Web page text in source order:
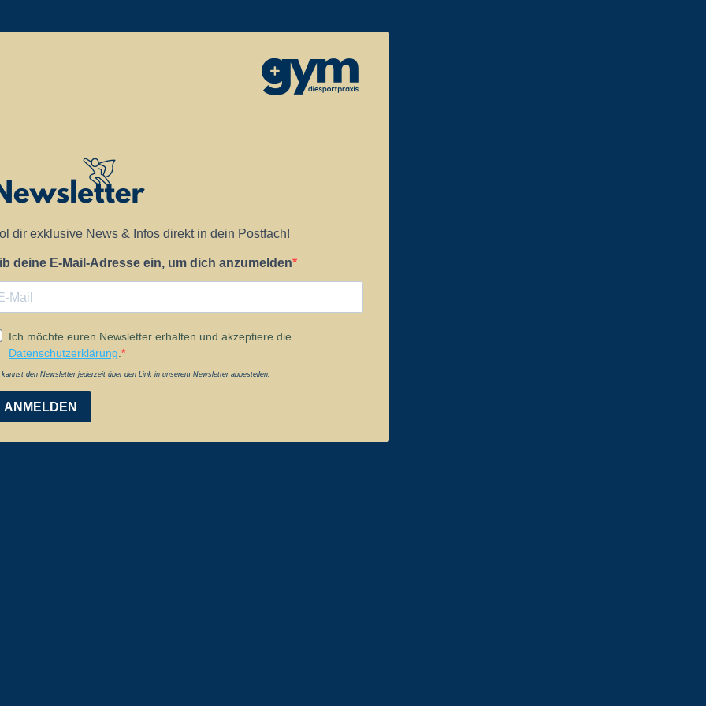
dir exklusive News & Infos direkt in dein Postfach!
deine E-Mail-Adresse ein, um dich anzumelden
Ich möchte euren Newsletter erhalten und akzeptiere die
Datenschutzerklärung
kannst den Newsletter jederzeit über den Link in unserem Newsletter abbestellen.
ANMELDEN